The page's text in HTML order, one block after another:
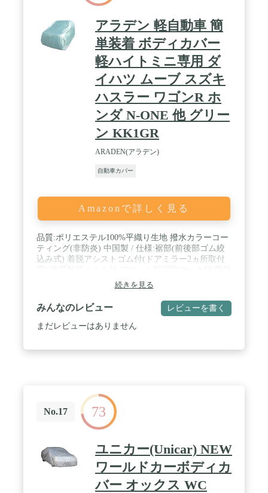
必需品です。 / 【取り付けが簡単】お一人でも簡単
にかぶせることができます。日々を共にするかけが
えのないパートナーである愛車の保護に、ぜひ本製
品をご活用ください。※念のため，お客様が購ご注
文する前に、ご愛車のサイズをご確認ください。
アラデン 軽自動車 簡
単装着 ボディカバー
軽ハイトミニ専用 ダ
イハツ ムーブ スズキ
ハスラー ワゴンR ホ
ンダ N-ONE 他 グリー
ン KK1GR
ARADEN(アラデン)
自動車カバー
Amazonで詳しく見る
品質:ポリエステル100%平織り生地 撥水カラーコー
ティング(非防炎) 中国製 / 仕様:裾部(前後部ゴム絞
込み式) 着脱アシストゴム付(ドアミラー2ヵ所取付
袋付 / 適合車長:3.20m~3.50m 適合車高:1.53m~1.75m
/ 【ダイハツ】ムーヴ・MAX・アトレー(1999年後期
~2005年前期※但し、7CXは適合外)・ネイキッド・
ミラ(2007年以降)・キャスト・ミラトコット【スズ
キ】ハスラー・ワゴンR・ワゴンRワイド・Kei・MR
AZワゴン・ラピュタ・キャロル(2010年以降)・フレ
ア【スバル】プレオ・R2・ステラ
続きを見る
みんなのレビュー レビューを書く
まだレビューはありません
No.17 73
ユニカー(Unicar) NEW
ワールドカーボディカ
バー オックス WC